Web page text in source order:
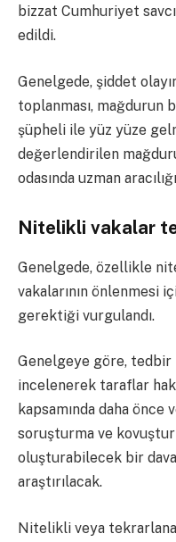
bizzat Cumhuriyet
edildi.
Genelgede, şiddet
toplanması, mağdurun
şüpheli ile yüz yüze
değerlendirilen
odasında uzman
Nitelikli vakalar
Genelgede, özellikle
vakalarının önlenmesi
gerektiği vurgulandı.
Genelgeye göre, tedbir
incelenerek taraflar
kapsamında daha
soruşturma ve
oluşturabilecek bir
araştırılacak.
Nitelikli veya